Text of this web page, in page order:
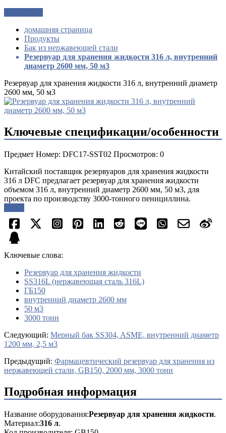
домашняя страница
Продукты
Бак из нержавеющей стали
Резервуар для хранения жидкости 316 л, внутренний
диаметр 2600 мм, 50 м3
Резервуар для хранения жидкости 316 л, внутренний диаметр
2600 мм, 50 м3
Ключевые спецификации/особенности
Предмет Номер: DFC17-SST02 Просмотров: 0
Китайский поставщик резервуаров для хранения жидкости
316 л DFC предлагает резервуар для хранения жидкости
объемом 316 л, внутренний диаметр 2600 мм, 50 м3, для
проекта по производству 3000-тонного пенициллина.
Ключевые слова:
Резервуар для хранения жидкости
SS316L (нержавеющая сталь 316L)
ГБ150
внутренний диаметр 2600 мм
50 м3
3000 тонн
Cледующий: Мерный бак SS304, ASME, внутренний диаметр
1200 мм, 2,5 м3
Предыдущий: Фармацевтический резервуар для хранения из
нержавеющей стали, GB150, 2000 мм, 3000 тонн
Подробная информация
Название оборудования:Резервуар для хранения жидкости.
Материал:316 л.